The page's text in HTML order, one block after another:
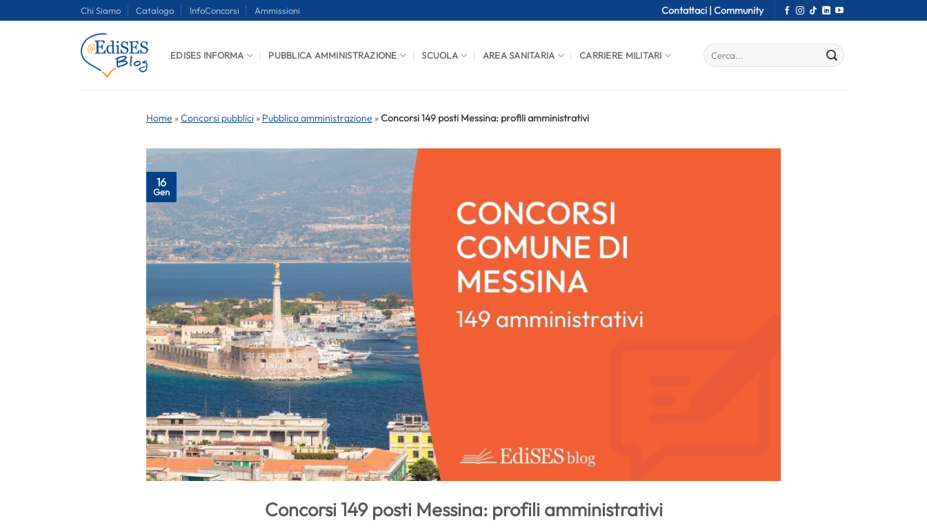
Chi Siamo Catalogo InfoConcorsi Ammissioni Contattaci | Community
EDISES INFORMA PUBBLICA AMMINISTRAZIONE SCUOLA AREA SANITARIA CARRIERE MILITARI
Home »Concorsi pubblici » Pubblica amministrazione »Concorsi 149 posti Messina: profili amministrativi
16
Gen
Concorsi 149 posti Messina: profili amministrativi